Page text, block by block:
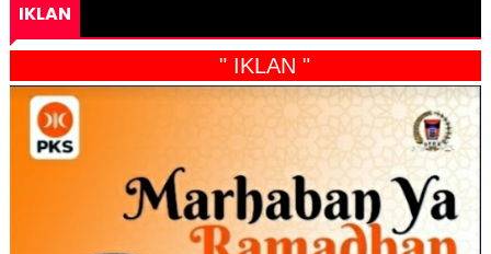
IKLAN
" IKLAN "